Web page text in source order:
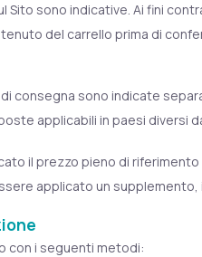
Sito sono indicative. Ai fini
del carrello prima di
di consegna sono indicate
applicabili in paesi diversi
il prezzo pieno di riferimento
applicato un
con i seguenti metodi: